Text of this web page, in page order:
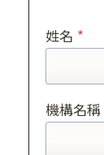
姓名 *
機構名稱